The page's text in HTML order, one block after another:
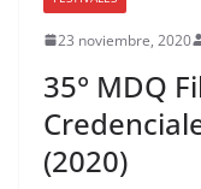
23 noviembre, 2020
35° MDQ
(2020)